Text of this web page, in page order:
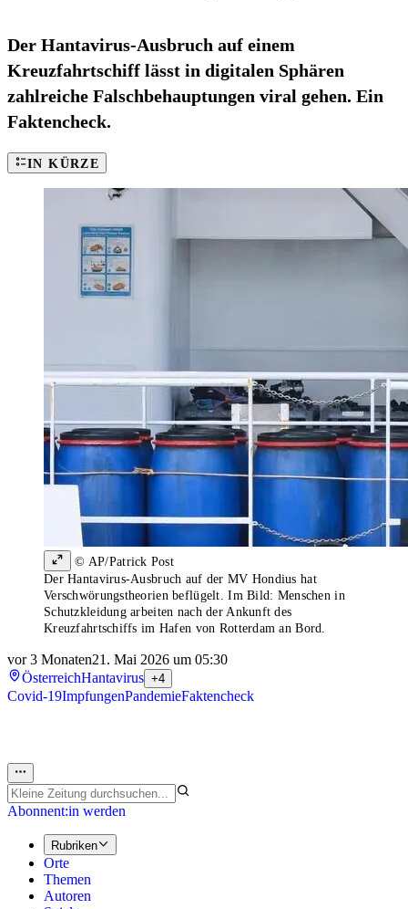
Der Hantavirus-Ausbruch auf einem
Kreuzfahrtschiff lässt in digitalen Sphären
zahlreiche Falschbehauptungen viral gehen. Ein
Faktencheck.
IN KÜRZE
© AP/Patrick Post
Der Hantavirus-Ausbruch auf der MV Hondius hat
Verschwörungstheorien beflügelt. Im Bild: Menschen in
Schutzkleidung arbeiten nach der Ankunft des
Kreuzfahrtschiffs im Hafen von Rotterdam an Bord.
vor 3 Monaten21. Mai 2026 um 05:30
ÖsterreichHantavirus +4
Covid-19ImpfungenPandemieFaktencheck
Abonnent:in werden
Rubriken
Orte
Themen
Autoren